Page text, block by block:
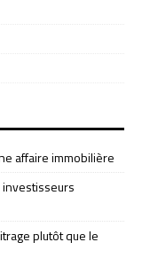
affaire immobilière
investisseurs
plutôt que le